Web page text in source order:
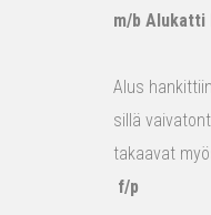
m/b Alukatti
Alus
sillä
takaavat
f/p